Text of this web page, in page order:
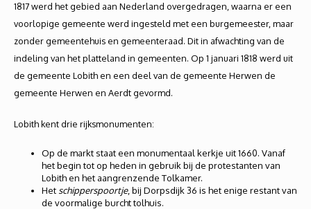
1817 werd het gebied aan Nederland overgedragen, waarna er een
voorlopige gemeente werd ingesteld met een burgemeester, maar
zonder gemeentehuis en gemeenteraad. Dit in afwachting van de
indeling van het platteland in gemeenten. Op 1 januari 1818 werd uit
de gemeente Lobith en een deel van de gemeente Herwen de
gemeente Herwen en Aerdt gevormd.
Lobith kent drie rijksmonumenten:
Op de markt staat een monumentaal kerkje uit 1660. Vanaf
het begin tot op heden in gebruik bij de protestanten van
Lobith en het aangrenzende Tolkamer.
Het schipperspoortje, bij Dorpsdijk 36 is het enige restant van
de voormalige burcht tolhuis.